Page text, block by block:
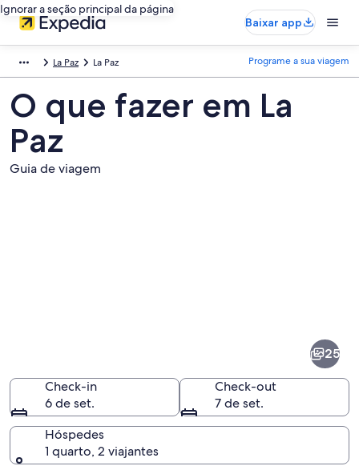
Ignorar a seção principal da página
Baixar app
La Paz La Paz Programe a sua viagem
O que fazer em La
Paz
Guia de viagem
25
Check-in
6 de set.
Check-out
7 de set.
Hóspedes
1 quarto, 2 viajantes